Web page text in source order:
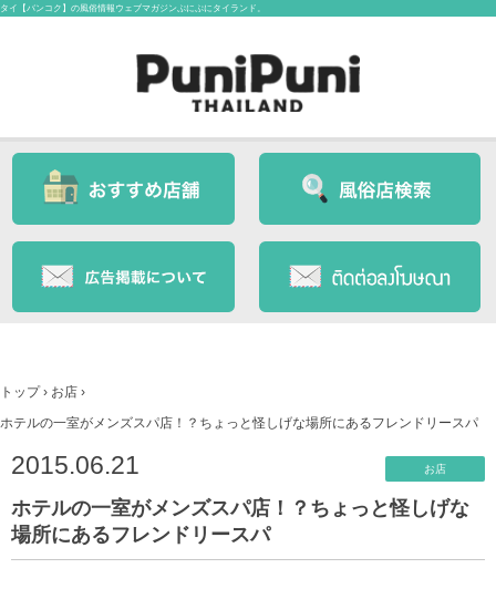
タイ【バンコク】の風俗情報ウェブマガジンぷにぷにタイランド。
トップ › お店 ›
ホテルの一室がメンズスパ店！？ちょっと怪しげな場所にあるフレンドリースパ
2015.06.21 お店
ホテルの一室がメンズスパ店！？ちょっと怪しげな
場所にあるフレンドリースパ